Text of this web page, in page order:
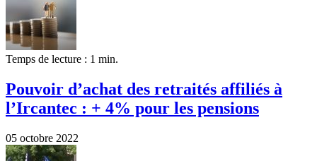
Temps de lecture : 1 min.
Pouvoir d’achat des retraités affiliés à
l’Ircantec : + 4% pour les pensions
05 octobre 2022